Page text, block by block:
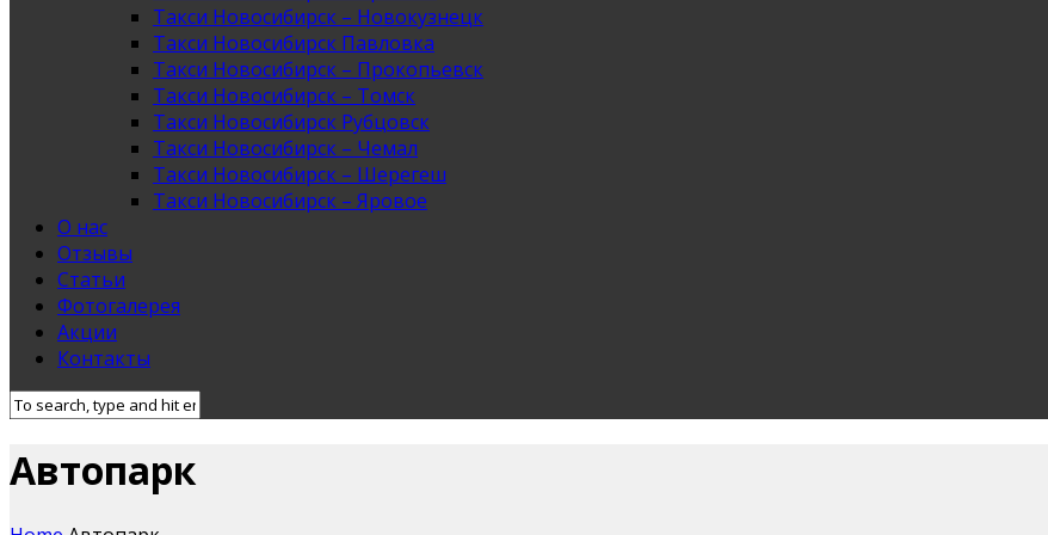
Такси Новосибирск – Новокузнецк
Такси Новосибирск Павловка
Такси Новосибирск – Прокопьевск
Такси Новосибирск – Томск
Такси Новосибирск Рубцовск
Такси Новосибирск – Чемал
Такси Новосибирск – Шерегеш
Такси Новосибирск – Яровое
О нас
Отзывы
Статьи
Фотогалерея
Акции
Контакты
Автопарк